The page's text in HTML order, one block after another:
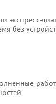
экспресс-
без